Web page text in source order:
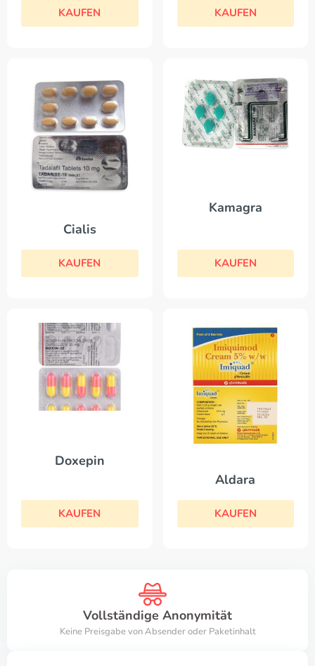
Vollständige Anonymität
Keine Preisgabe von Absender oder Paketinhalt
KAUFEN KAUFEN
Cialis
KAUFEN
Kamagra
KAUFEN
Doxepin
KAUFEN
Aldara
KAUFEN